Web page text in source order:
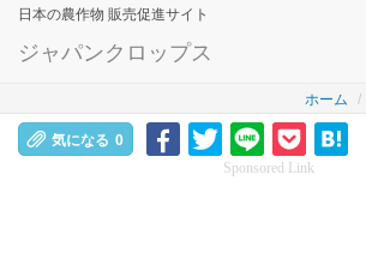
日本の農作物 販売促進サイト
ジャパンクロップス
ホーム
気になる 0
Sponsored Link